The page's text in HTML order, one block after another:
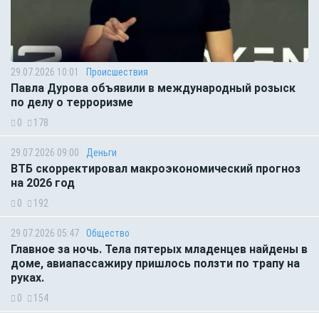
29.07.2026 10:01 Происшествия
Павла Дурова объявили в международный розыск
по делу о терроризме
0 178
29.07.2026 09:00 Деньги
ВТБ скорректировал макроэкономический прогноз
на 2026 год
0 192
29.07.2026 05:47 Общество
Главное за ночь. Тела пятерых младенцев найдены в
доме, авиапассажиру пришлось ползти по трапу на
руках.
0 154